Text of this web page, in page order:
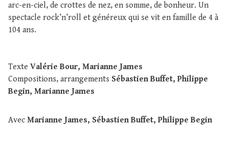
arc-en-ciel, de crottes de nez, en somme, de bonheur. Un
spectacle rock’n’roll et généreux qui se vit en famille de 4 à
104 ans.
Texte Valérie Bour, Marianne James
Compositions, arrangements Sébastien Buffet, Philippe
Begin, Marianne James
Avec Marianne James, Sébastien Buffet, Philippe Begin